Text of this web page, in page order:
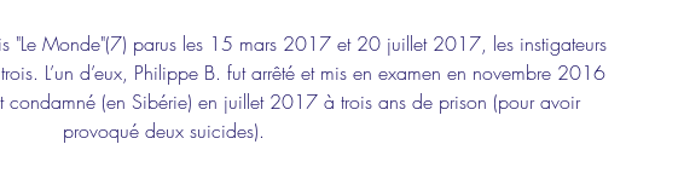
"Le Monde"(7) parus les 15 mars 2017 et 20 juillet 2017, les instigateurs
L’un d’eux, Philippe B. fut arrêté et mis en examen en novembre 2016
condamné (en Sibérie) en juillet 2017 à trois ans de prison (pour avoir
provoqué deux suicides).